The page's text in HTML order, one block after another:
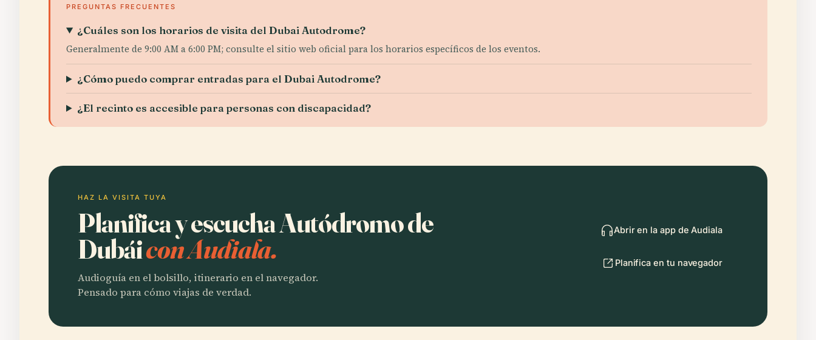
PREGUNTAS FRECUENTES
¿Cuáles son los horarios de visita del Dubai Autodrome?
Generalmente de 9:00 AM a 6:00 PM; consulte el sitio web oficial para los horarios específicos de los eventos.
¿Cómo puedo comprar entradas para el Dubai Autodrome?
¿El recinto es accesible para personas con discapacidad?
HAZ LA VISITA TUYA
Planifica y escucha Autódromo de
Dubáicon Audiala.
Audioguía en el bolsillo, itinerario en el navegador.
Pensado para cómo viajas de verdad.
Abrir en la app de Audiala
Planifica en tu navegador